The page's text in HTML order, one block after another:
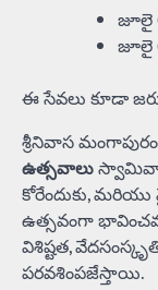
జూలై
జూలై
ఈ సేవలు కూడా
శ్రీనివాస
ఉత్సవాలు
కోరేందుకు,
ఉత్సవంగా
విశిష్టత,
పరవశింపజేస్తాయి.